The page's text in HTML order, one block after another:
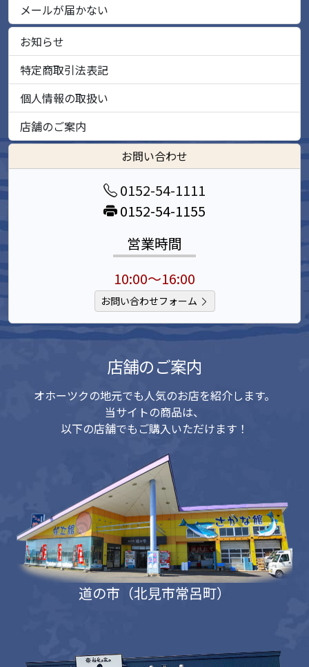
メールが届かない
お知らせ
特定商取引法表記
個人情報の取扱い
店舗のご案内
お問い合わせ
0152-54-1111
0152-54-1155
営業時間
10:00～16:00
お問い合わせフォーム
店舗のご案内
オホーツクの地元でも人気のお店を紹介します。
当サイトの商品は、
以下の店舗でもご購入いただけます！
道の市（北見市常呂町）